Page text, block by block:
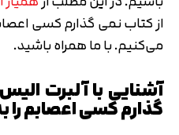
از کتاب نمی گذارم کسی
می‌کنیم. با ما همراه باشید.
آشنایی با آلبرت
گذارم کسی اعصابم را